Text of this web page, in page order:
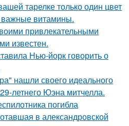
тарелке только один цвет
важные витамины.
привлекательными
известен.
Нью-йорк говорить о
нашли своего идеального
летнего Юэна митчелла.
погибла
в александровской